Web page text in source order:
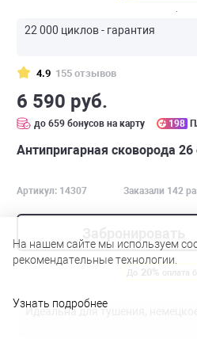
22 000 циклов - гарантия
4.9 155 отзывов
6 590 руб.
до 659 бонусов на карту 198
Антипригарная сковорода
Артикул: 14307 Заказали 142
До 20% оплата
Идеальна для тушения,
На нашем сайте мы используем
рекомендательные технологии.
Узнать подробнее